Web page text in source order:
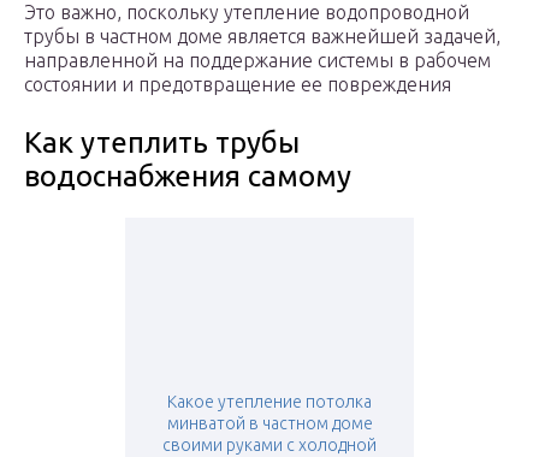
Это важно, поскольку утепление водопроводной
трубы в частном доме является важнейшей задачей,
направленной на поддержание системы в рабочем
состоянии и предотвращение ее повреждения
Как утеплить трубы
водоснабжения самому
Какое утепление потолка
минватой в частном доме
своими руками с холодной